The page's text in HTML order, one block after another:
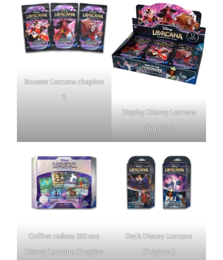
Booster Lorcana chapitre
2
Display Disney Lorcana
chapitre 2
Coffret cadeau 100 ans
Disney Lorcana Chapitre
Deck Disney Lorcana
Chapitre 2